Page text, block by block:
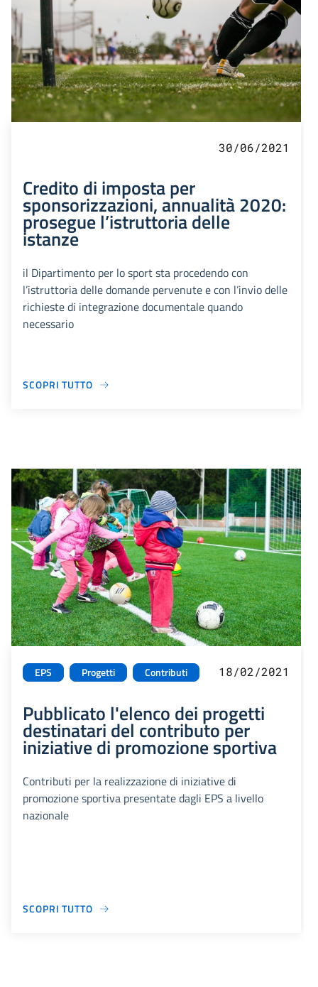
30/06/2021
Credito di imposta per
sponsorizzazioni, annualità 2020:
prosegue l’istruttoria delle
istanze
il Dipartimento per lo sport sta procedendo con
l’istruttoria delle domande pervenute e con l’invio delle
richieste di integrazione documentale quando
necessario
SCOPRI TUTTO
EPS Progetti Contributi 18/02/2021
Pubblicato l'elenco dei progetti
destinatari del contributo per
iniziative di promozione sportiva
Contributi per la realizzazione di iniziative di
promozione sportiva presentate dagli EPS a livello
nazionale
SCOPRI TUTTO